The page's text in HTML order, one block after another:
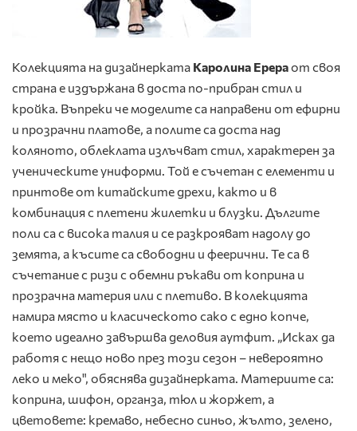
Колекцията на дизайнерката Каролина Ерераот своя
страна е издържана в доста по-прибран стил и
кройка. Въпреки че моделите са направени от ефирни
и прозрачни платове, а полите са доста над
коляното, облеклата излъчват стил, характерен за
ученическите униформи. Той е съчетан с елементи и
принтове от китайските дрехи, както и в
комбинация с плетени жилетки и блузки. Дългите
поли са с висока талия и се разкрояват надолу до
земята, а късите са свободни и феерични. Те са в
съчетание с ризи с обемни ръкави от коприна и
прозрачна материя или с плетиво. В колекцията
намира място и класическото сако с едно копче,
което идеално завършва деловия аутфит. „Исках да
работя с нещо ново през този сезон – невероятно
леко и меко", обяснява дизайнерката. Материите са:
коприна, шифон, органза, тюл и жоржет, а
цветовете: кремаво, небесно синьо, жълто, зелено,